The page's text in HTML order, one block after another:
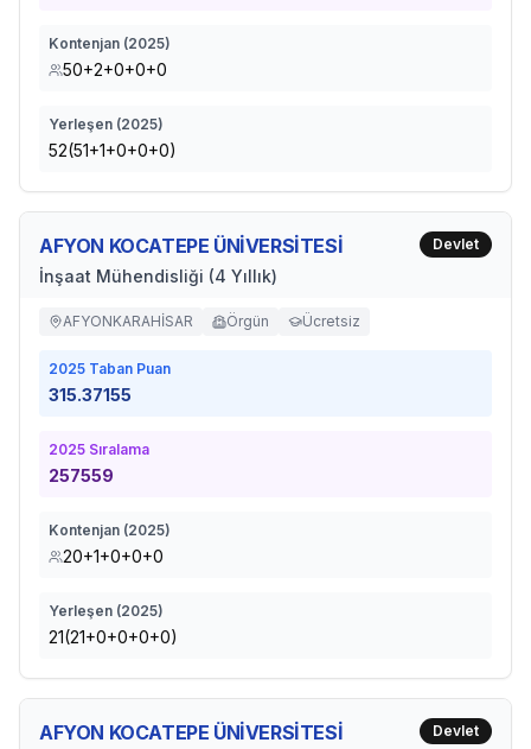
Kontenjan (2025)
50+2+0+0+0
Yerleşen (2025)
52(51+1+0+0+0)
AFYON KOCATEPE ÜNİVERSİTESİ
İnşaat Mühendisliği (4 Yıllık)
Devlet
AFYONKARAHİSAR Örgün Ücretsiz
2025 Taban Puan
315.37155
2025 Sıralama
257559
Kontenjan (2025)
20+1+0+0+0
Yerleşen (2025)
21(21+0+0+0+0)
AFYON KOCATEPE ÜNİVERSİTESİ Devlet